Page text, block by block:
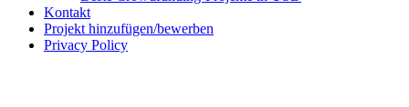
Kontakt
Projekt hinzufügen/bewerben
Privacy Policy